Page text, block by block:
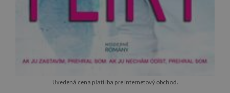
Uvedená cena platí iba pre internetový obchod.